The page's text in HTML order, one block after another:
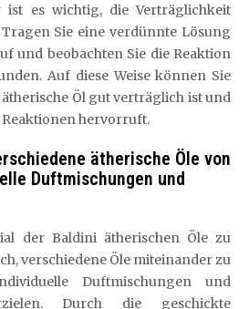
ist es wichtig, die Verträglichkeit
Sie eine verdünnte Lösung
und beobachten Sie die Reaktion
Auf diese Weise können Sie
ätherische Öl gut verträglich ist und
hervorruft.
ätherische Öle von
Duftmischungen und
der Baldini ätherischen Öle zu
verschiedene Öle miteinander zu
Duftmischungen und
Durch die geschickte